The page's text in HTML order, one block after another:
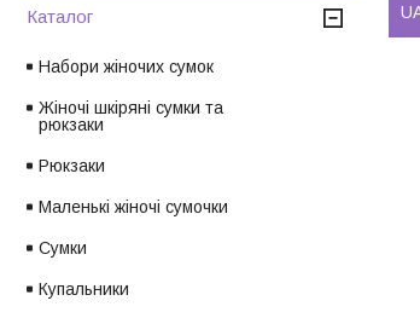
Каталог
Набори жіночих сумок
Жіночі шкіряні сумки та
рюкзаки
Рюкзаки
Маленькі жіночі сумочки
Сумки
Купальники